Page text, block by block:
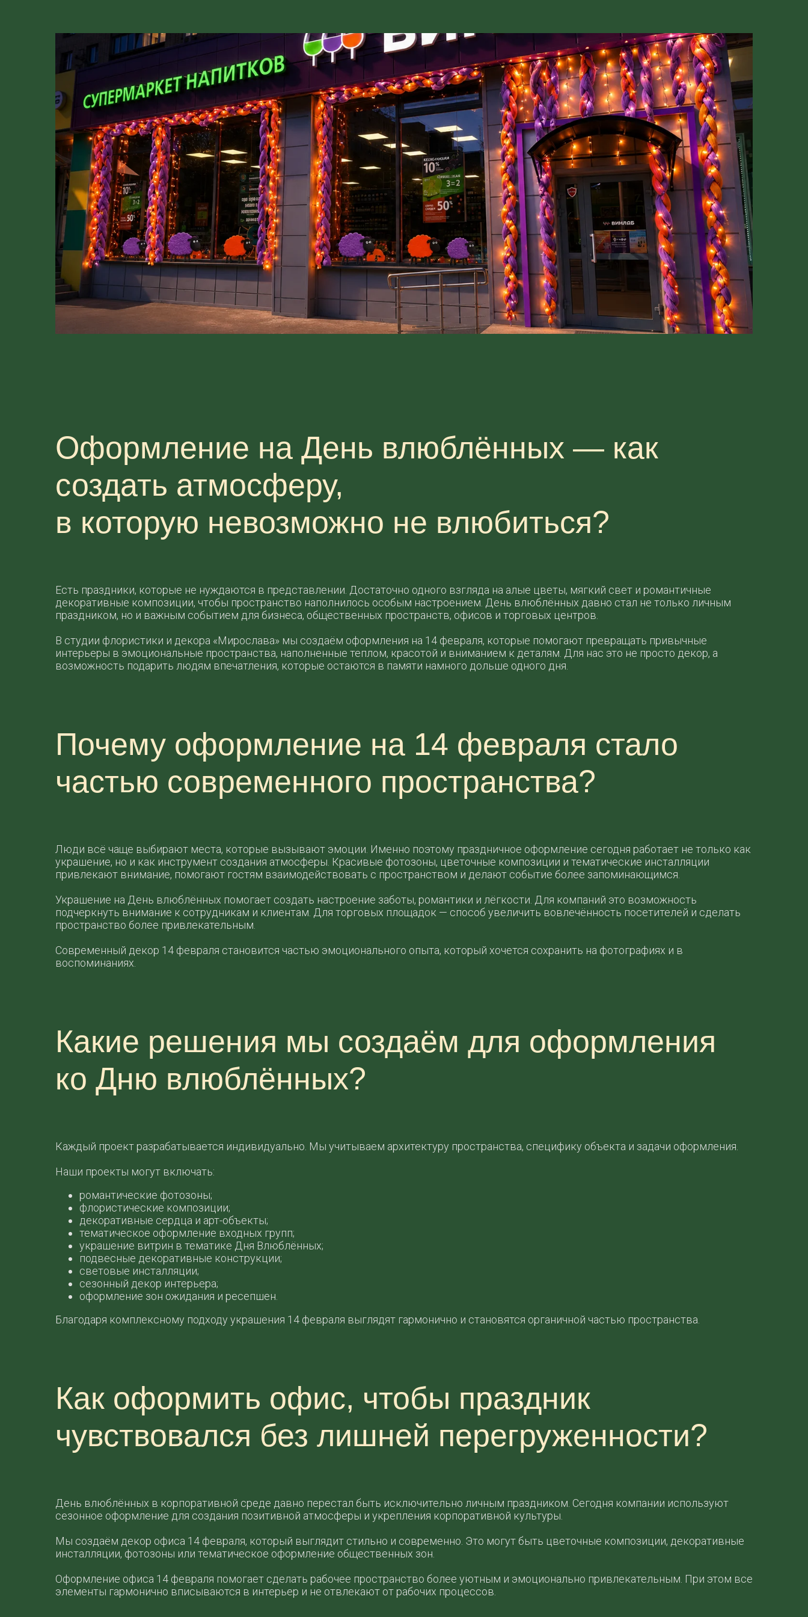
Оформление на День влюблённых — как
создать атмосферу,
в которую невозможно не влюбиться?
Есть праздники, которые не нуждаются в представлении. Достаточно одного взгляда на алые цветы, мягкий свет и романтичные
декоративные композиции, чтобы пространство наполнилось особым настроением. День влюблённых давно стал не только личным
праздником, но и важным событием для бизнеса, общественных пространств, офисов и торговых центров.
В студии флористики и декора «Мирослава» мы создаём оформления на 14 февраля, которые помогают превращать привычные
интерьеры в эмоциональные пространства, наполненные теплом, красотой и вниманием к деталям. Для нас это не просто декор, а
возможность подарить людям впечатления, которые остаются в памяти намного дольше одного дня.
Почему оформление на 14 февраля стало
частью современного пространства?
Люди всё чаще выбирают места, которые вызывают эмоции. Именно поэтому праздничное оформление сегодня работает не только как
украшение, но и как инструмент создания атмосферы. Красивые фотозоны, цветочные композиции и тематические инсталляции
привлекают внимание, помогают гостям взаимодействовать с пространством и делают событие более запоминающимся.
Украшение на День влюблённых помогает создать настроение заботы, романтики и лёгкости. Для компаний это возможность
подчеркнуть внимание к сотрудникам и клиентам. Для торговых площадок — способ увеличить вовлечённость посетителей и сделать
пространство более привлекательным.
Современный декор 14 февраля становится частью эмоционального опыта, который хочется сохранить на фотографиях и в
воспоминаниях.
Какие решения мы создаём для оформления
ко Дню влюблённых?
Каждый проект разрабатывается индивидуально. Мы учитываем архитектуру пространства, специфику объекта и задачи оформления.
Наши проекты могут включать:
романтические фотозоны;
флористические композиции;
декоративные сердца и арт-объекты;
тематическое оформление входных групп;
украшение витрин в тематике Дня Влюблённых;
подвесные декоративные конструкции;
световые инсталляции;
сезонный декор интерьера;
оформление зон ожидания и ресепшен.
Благодаря комплексному подходу украшения 14 февраля выглядят гармонично и становятся органичной частью пространства.
Как оформить офис, чтобы праздник
чувствовался без лишней перегруженности?
День влюблённых в корпоративной среде давно перестал быть исключительно личным праздником. Сегодня компании используют
сезонное оформление для создания позитивной атмосферы и укрепления корпоративной культуры.
Мы создаём декор офиса 14 февраля, который выглядит стильно и современно. Это могут быть цветочные композиции, декоративные
инсталляции, фотозоны или тематическое оформление общественных зон.
Оформление офиса 14 февраля помогает сделать рабочее пространство более уютным и эмоционально привлекательным. При этом все
элементы гармонично вписываются в интерьер и не отвлекают от рабочих процессов.